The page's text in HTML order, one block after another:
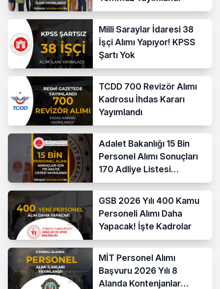
Milli Saraylar İdaresi 38
İşçi Alımı Yapıyor! KPSS
Şartı Yok
TCDD 700 Revizör Alımı
Kadrosu İhdas Kararı
Yayımlandı
Adalet Bakanlığı 15 Bin
Personel Alımı Sonuçları
170 Adliye Listesi
Açıklandı
GSB 2026 Yılı 400 Kamu
Personeli Alımı Daha
Yapacak! İşte Kadrolar
MİT Personel Alımı
Başvuru 2026 Yılı 8
Alanda Kontenjanlar